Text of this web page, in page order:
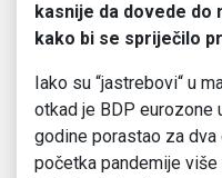
kasnije da dovede
kako bi se spriječilo
Iako su “jastrebovi“ u
otkad je BDP eurozone
godine porastao za
početka pandemije više